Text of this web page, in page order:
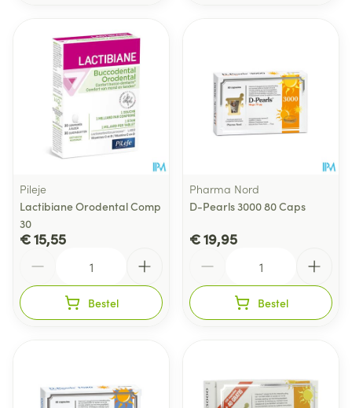
Pileje
Lactibiane Orodental Comp
30
€ 15,55
Bestel
Pharma Nord
D-Pearls 3000 80 Caps
€ 19,95
Bestel